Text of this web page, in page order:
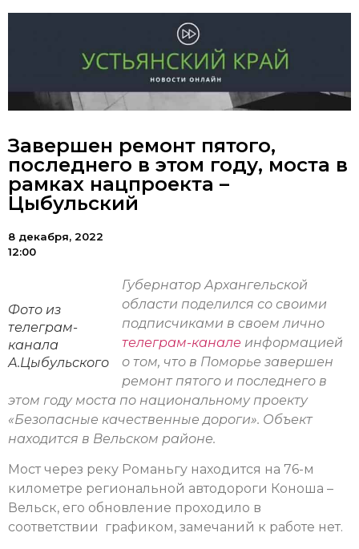
Завершен ремонт пятого,
последнего в этом году, моста в
рамках нацпроекта –
Цыбульский
8 декабря, 2022
12:00
Фото из
телеграм-
канала
А.Цыбульского
Губернатор Архангельской
области поделился со своими
подписчиками в своем лично
телеграм-канале информацией
о том, что в Поморье завершен
ремонт пятого и последнего в
этом году моста по национальному проекту
«Безопасные качественные дороги». Объект
находится в Вельском районе.
Мост через реку Романьгу находится на 76-м
километре региональной автодороги Коноша –
Вельск, его обновление проходило в
соответствии графиком, замечаний к работе нет.